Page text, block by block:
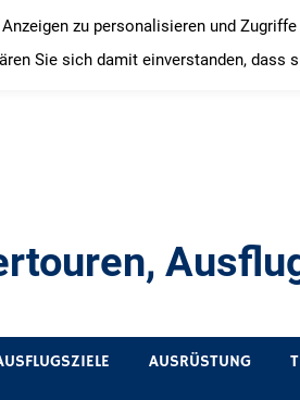
AUSRÜSTUNG
zu personalisieren und
Sie sich damit einverstanden, dass